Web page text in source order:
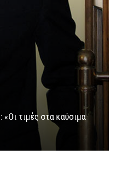
«Οι τιμές στα καύσιμα